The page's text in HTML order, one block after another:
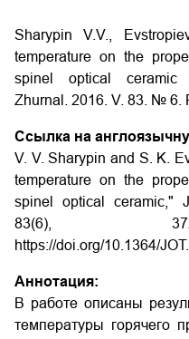
Sharypin V.V.,
temperature on the
spinel optical ceramic
Zhurnal. 2016. V. 83. № 6.
Ссылка на
V. V. Sharypin and S. K.
temperature on the
spinel optical ceramic,"
83(6),
https://doi.org/10.1364/
Аннотация:
В работе описаны
температуры горячего